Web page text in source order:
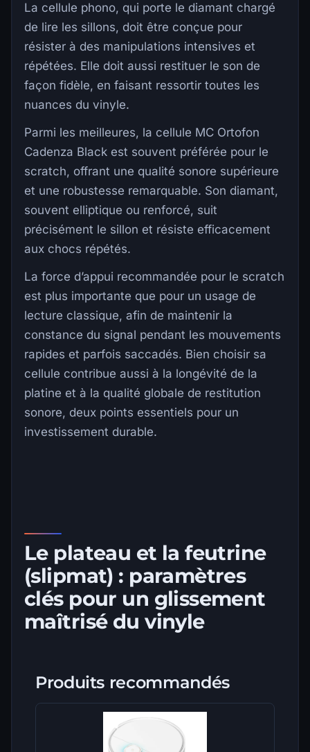
La cellule phono, qui porte le diamant chargé
de lire les sillons, doit être conçue pour
résister à des manipulations intensives et
répétées. Elle doit aussi restituer le son de
façon fidèle, en faisant ressortir toutes les
nuances du vinyle.
Parmi les meilleures, la cellule MC Ortofon
Cadenza Black est souvent préférée pour le
scratch, offrant une qualité sonore supérieure
et une robustesse remarquable. Son diamant,
souvent elliptique ou renforcé, suit
précisément le sillon et résiste efficacement
aux chocs répétés.
La force d’appui recommandée pour le scratch
est plus importante que pour un usage de
lecture classique, afin de maintenir la
constance du signal pendant les mouvements
rapides et parfois saccadés. Bien choisir sa
cellule contribue aussi à la longévité de la
platine et à la qualité globale de restitution
sonore, deux points essentiels pour un
investissement durable.
Le plateau et la feutrine
(slipmat) : paramètres
clés pour un glissement
maîtrisé du vinyle
Produits recommandés